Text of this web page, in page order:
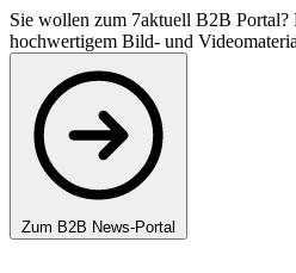
Sie wollen zum 7aktuell B2B Portal?
hochwertigem Bild- und
Zum B2B News-Portal